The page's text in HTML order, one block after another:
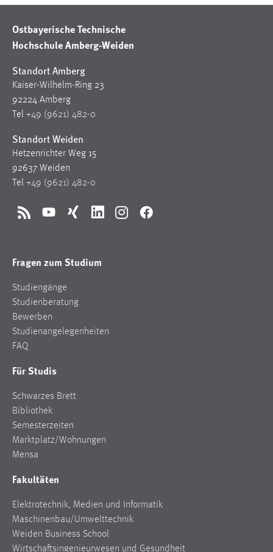
Ostbayerische Technische
Hochschule Amberg-Weiden
Standort Amberg
Kaiser-Wilhelm-Ring 23
92224 Amberg
Tel +49 (9621) 482-0
Standort Weiden
Hetzenrichter Weg 15
92637 Weiden
Tel +49 (9621) 482-0
RSS YouTubeXing LinkedInInstagramFacebook
Fragen zum Studium
Studiengänge
Studienberatung
Bewerben
Studienangelegenheiten
FAQ
Für Studis
Schwarzes Brett
Bibliothek
Semesterzeiten
Marktplatz/Wohnungen
Mensa
Fakultäten
Elektrotechnik, Medien und Informatik
Maschinenbau/Umwelttechnik
Weiden Business School
Wirtschaftsingenieurwesen und Gesundheit
Chat
Name:
MibewSessionID, MIBEW_UserID, mibew_locale, mibew-
chat-frame-style-5e9dbeb1811c0446
Zweck:
Cookie Laufzeit:
MibewSessionID, mibew-chat-frame-style-
5e9dbeb1811c0446 = Sitzungslaufzeit, mibew_locale = 3
fe_user, be_user, be_lastLoginProvider
Zweck:
Dieser Cookie ist notwendig um sich an der Website
einloggen zu können.
Cookie Laufzeit:
STATISTIK
Diese Informationen helfen uns zu verstehen, wie
Matomo
Name:
_pk_ref, _pk_cvar, _pk_id, _pk_ses
Zweck: